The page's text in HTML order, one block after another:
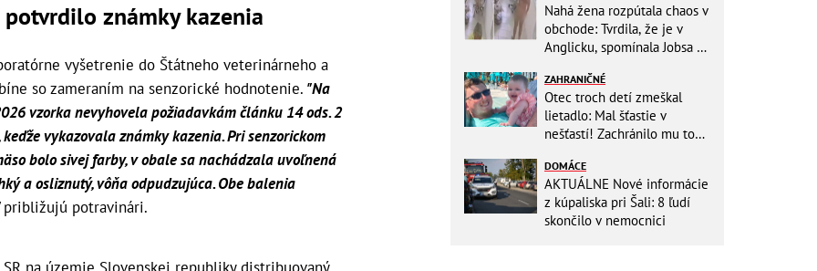
známky kazenia
vyšetrenie do Štátneho veterinárneho a
so zameraním na senzorické hodnotenie. "Na
vzorka nevyhovela požiadavkám článku 14 ods. 2
vykazovala známky kazenia. Pri senzorickom
bolo sivej farby, v obale sa nachádzala uvoľnená
a osliznutý, vôňa odpudzujúca. Obe balenia
približujú potravinári.
Nahá žena rozpútala chaos v
obchode: Tvrdila, že je v
Anglicku, spomínala Jobsa aj
ZAHRANIČNÉ
Otec troch detí zmeškal
lietadlo: Mal šťastie v
nešťastí! Zachránilo mu to
DOMÁCE
AKTUÁLNE Nové informácie
z kúpaliska pri Šali: 8 ľudí
skončilo v nemocnici